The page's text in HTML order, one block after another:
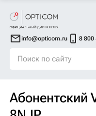
info@opticom.ru 8 800
Абонентский